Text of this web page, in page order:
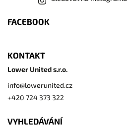
FACEBOOK
KONTAKT
Lower United s.r.o.
info@lowerunited.cz
+420 724 373 322
VYHLEDÁVÁNÍ